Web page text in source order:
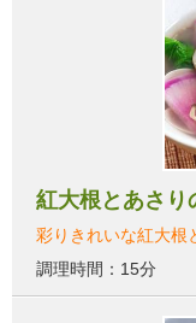
紅大根とあさり
彩りきれいな紅大根
調理時間：15分